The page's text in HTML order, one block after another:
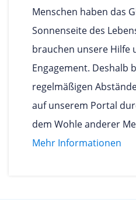
Menschen haben das
Sonnenseite des
brauchen unsere Hilfe
Engagement. Deshalb
regelmäßigen
auf unserem Portal
dem Wohle anderer
Mehr Informationen